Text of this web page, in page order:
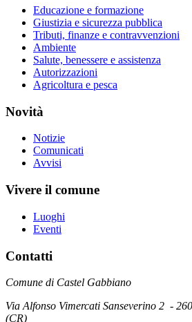
Educazione e formazione
Giustizia e sicurezza pubblica
Tributi, finanze e contravvenzioni
Ambiente
Salute, benessere e assistenza
Autorizzazioni
Agricoltura e pesca
Novità
Notizie
Comunicati
Avvisi
Vivere il comune
Luoghi
Eventi
Contatti
Comune di Castel Gabbiano
Via Alfonso Vimercati Sanseverino 2 -
(CR)